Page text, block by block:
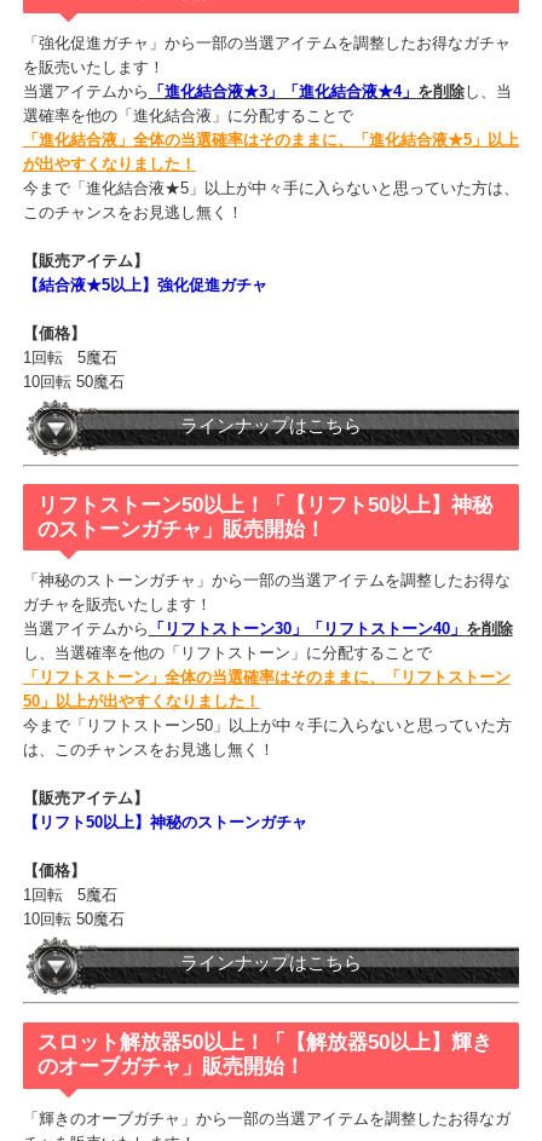
※当選アイテムは完全トレード不可アイテムです。
進化結合液★5以上！「【結合液★5以上】強化促
進ガチャ」販売開始！
を販売いたします！
当選アイテムから「進化結合液★3」「進化結合液★4」
「進化結合液」全体の当選確率はそのままに、「進化結合液★5」以
が出やすくなりました！
今まで「進化結合液★5」以上が中々手に入らないと思っていた方は
このチャンスをお見逃し無く！
【販売アイテム】
【結合液★5以上】強化促進ガチャ
【価格】
1回転 5魔石
10回転 50魔石
ラインナップはこちら
リフトストーン50以上！「【リフト50以上】神秘
のストーンガチャ」販売開始！
「神秘のストーンガチャ」から一部の当選アイテムを調整したお得
当選アイテムから
し、当選確率を他の「リフトストーン」に分配することで
「リフトストーン」全体の当選確率はそのままに、「リフトストー
50」以上が出やすくなりました！
今まで「リフトストーン50」以上が中々手に入らないと思っていた
は、このチャンスをお見逃し無く！
【販売アイテム】
【リフト50以上】神秘のストーンガチャ
【価格】